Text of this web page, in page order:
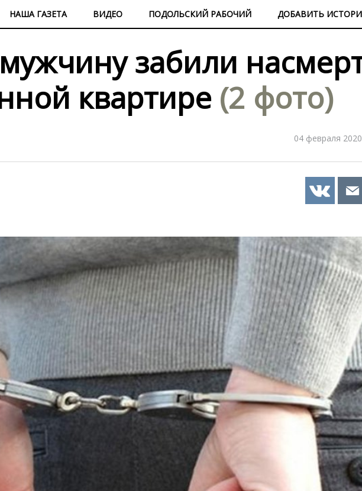
НАША ГАЗЕТА ВИДЕО ПОДОЛЬСКИЙ РАБОЧИЙ ДОБАВИТЬ
забили
квартире (2 фото)
04 февраля